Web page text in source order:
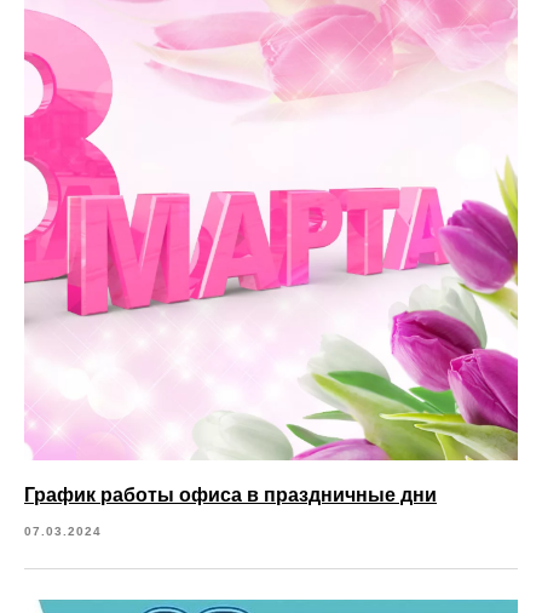
График работы офиса в праздничные дни
07.03.2024